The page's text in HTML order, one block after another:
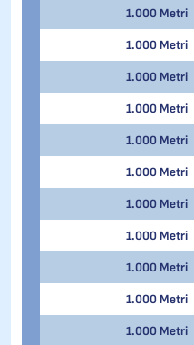
1.000 Metri
1.000 Metri
1.000 Metri
1.000 Metri
1.000 Metri
1.000 Metri
1.000 Metri
1.000 Metri
1.000 Metri
1.000 Metri
1.000 Metri